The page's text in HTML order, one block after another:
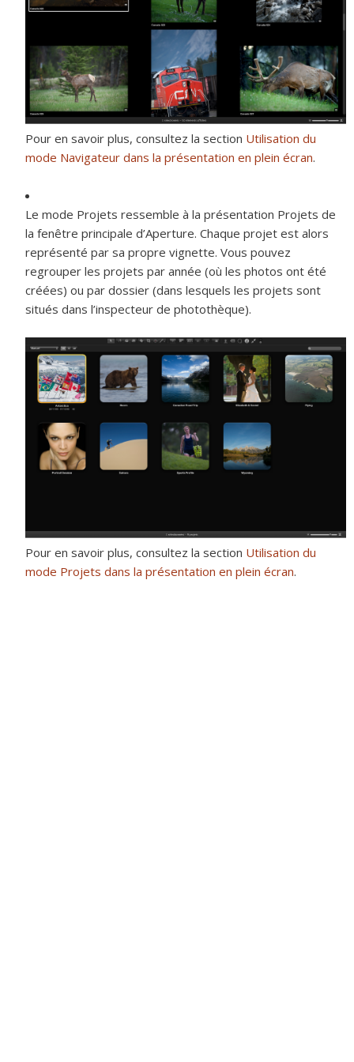
Pour en savoir plus, consultez la section Utilisation du
mode Navigateur dans la présentation en plein écran.
Le mode Projets ressemble à la présentation Projets de
la fenêtre principale d’Aperture. Chaque projet est alors
représenté par sa propre vignette. Vous pouvez
regrouper les projets par année (où les photos ont été
créées) ou par dossier (dans lesquels les projets sont
situés dans l’inspecteur de photothèque).
Pour en savoir plus, consultez la section Utilisation du
mode Projets dans la présentation en plein écran.